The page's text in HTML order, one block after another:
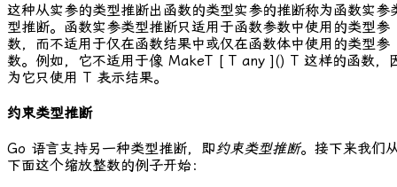
这种从实参的类型推断出函数的类型实参的推断称为函数实参
型推断。函数实参类型推断只适用于函数参数中使用的类型参
数，而不适用于仅在函数结果中或仅在函数体中使用的类型参
数。例如，它不适用于像 MakeT [ T any ]() T 这样的函数，
为它只使用 T 表示结果。
约束类型推断
Go 语言支持另一种类型推断，即约束类型推断。接下来我们
下面这个缩放整数的例子开始：